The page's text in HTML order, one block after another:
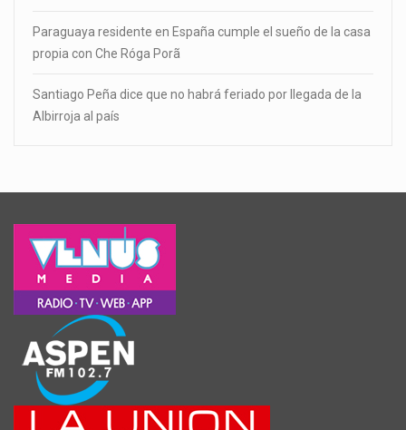
Paraguaya residente en España cumple el sueño de la casa
propia con Che Róga Porã
Santiago Peña dice que no habrá feriado por llegada de la
Albirroja al país